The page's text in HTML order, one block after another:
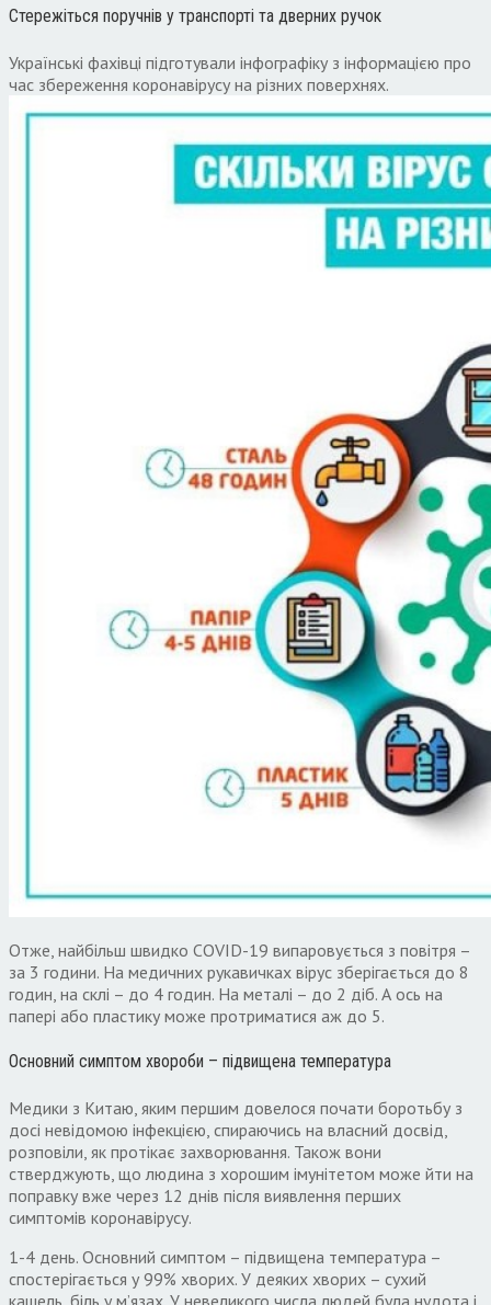
Стережіться поручнів у транспорті та дверних ручок
Українські фахівці підготували інфографіку з інформацією про
час збереження коронавірусу на різних поверхнях.
Отже, найбільш швидко COVID-19 випаровується з повітря –
за 3 години. На медичних рукавичках вірус зберігається до 8
годин, на склі – до 4 годин. На металі – до 2 діб. А ось на
папері або пластику може протриматися аж до 5.
Основний симптом хвороби – підвищена температура
Медики з Китаю, яким першим довелося почати боротьбу з
досі невідомою інфекцією, спираючись на власний досвід,
розповіли, як протікає захворювання. Також вони
стверджують, що людина з хорошим імунітетом може йти на
поправку вже через 12 днів після виявлення перших
симптомів коронавірусу.
1-4 день. Основний симптом – підвищена температура –
спостерігається у 99% хворих. У деяких хворих – сухий